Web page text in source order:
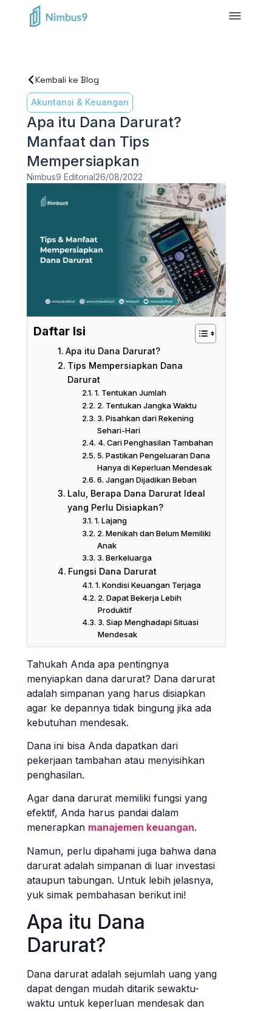
Kembali ke Blog
Akuntansi & Keuangan
Apa itu Dana Darurat?
Manfaat dan Tips
Mempersiapkan
Nimbus9 Editorial26/08/2022
Daftar Isi
Apa itu Dana Darurat?
Tips Mempersiapkan Dana
Darurat
1. Tentukan Jumlah
2. Tentukan Jangka Waktu
3. Pisahkan dari Rekening
Sehari-Hari
4. Cari Penghasilan Tambahan
5. Pastikan Pengeluaran Dana
Hanya di Keperluan Mendesak
6. Jangan Dijadikan Beban
Lalu, Berapa Dana Darurat Ideal
yang Perlu Disiapkan?
1. Lajang
2. Menikah dan Belum Memiliki
Anak
3. Berkeluarga
Fungsi Dana Darurat
1. Kondisi Keuangan Terjaga
2. Dapat Bekerja Lebih
Produktif
3. Siap Menghadapi Situasi
Mendesak
Tahukah Anda apa pentingnya
menyiapkan dana darurat? Dana darurat
adalah simpanan yang harus disiapkan
agar ke depannya tidak bingung jika ada
kebutuhan mendesak.
Dana ini bisa Anda dapatkan dari
pekerjaan tambahan atau menyisihkan
penghasilan.
Agar dana darurat memiliki fungsi yang
efektif, Anda harus pandai dalam
menerapkan manajemen keuangan.
Namun, perlu dipahami juga bahwa dana
darurat adalah simpanan di luar investasi
ataupun tabungan. Untuk lebih jelasnya,
yuk simak pembahasan berikut ini!
Apa itu Dana
Darurat?
Dana darurat adalah sejumlah uang yang
dapat dengan mudah ditarik sewaktu-
waktu untuk keperluan mendesak dan